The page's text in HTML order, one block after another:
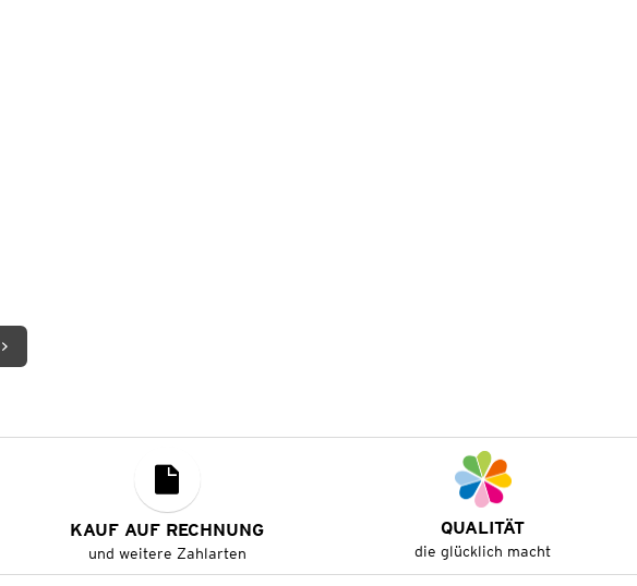
KAUF AUF RECHNUNG
und weitere Zahlarten
QUALITÄT
die glücklich macht